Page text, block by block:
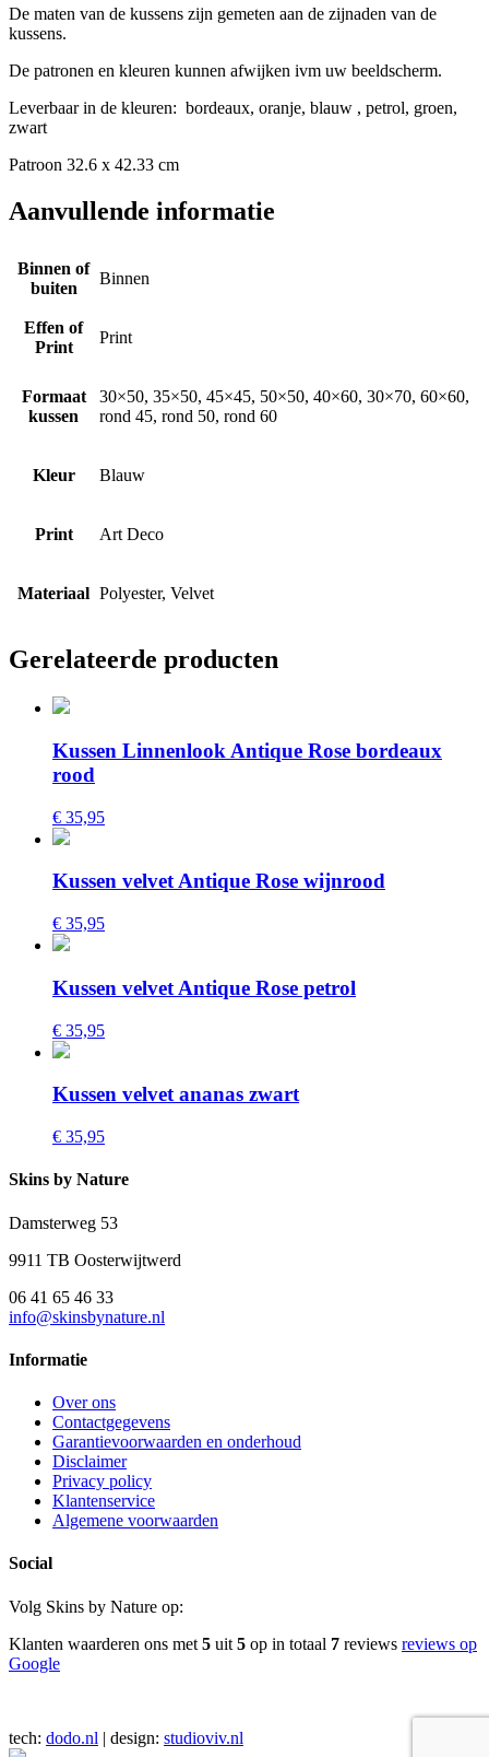
De maten van de kussens zijn gemeten aan de zijnaden van de
kussens.
De patronen en kleuren kunnen afwijken ivm uw beeldscherm.
Leverbaar in de kleuren: bordeaux, oranje, blauw , petrol, groen,
zwart
Patroon 32.6 x 42.33 cm
Aanvullende informatie
Binnen of
buiten
Binnen
Effen of
Print
Print
Formaat
kussen
30×50, 35×50, 45×45, 50×50, 40×60, 30×70, 60×60,
rond 45, rond 50, rond 60
Kleur Blauw
Print Art Deco
Materiaal Polyester, Velvet
Gerelateerde producten
Kussen Linnenlook Antique Rose bordeaux
rood
€ 35,95
Kussen velvet Antique Rose wijnrood
€ 35,95
Kussen velvet Antique Rose petrol
€ 35,95
Kussen velvet ananas zwart
€ 35,95
Skins by Nature
Damsterweg 53
9911 TB Oosterwijtwerd
06 41 65 46 33
info@skinsbynature.nl
Informatie
Over ons
Contactgegevens
Garantievoorwaarden en onderhoud
Disclaimer
Privacy policy
Klantenservice
Algemene voorwaarden
Social
Volg Skins by Nature op:
Klanten waarderen ons met 5 uit 5 op in totaal 7 reviews reviews op
Google
tech: dodo.nl | design: studioviv.nl